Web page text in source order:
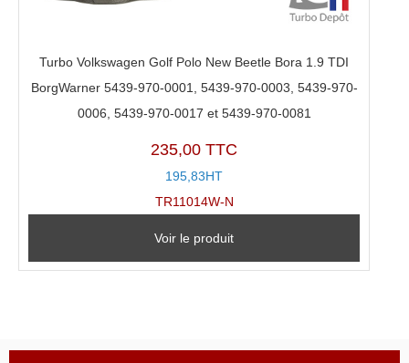
Turbo Volkswagen Golf Polo New Beetle Bora 1.9 TDI
BorgWarner 5439-970-0001, 5439-970-0003, 5439-970-
0006, 5439-970-0017 et 5439-970-0081
235,00 TTC
195,83HT
TR11014W-N
Voir le produit